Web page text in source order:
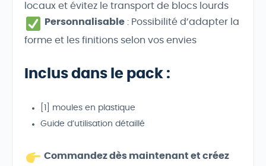
locaux et évitez le transport de blocs lourds
Personnalisable : Possibilité d’adapter la
forme et les finitions selon vos envies
Inclus dans le pack :
[1] moules en plastique
Guide d’utilisation détaillé
Commandez dès maintenant et créez